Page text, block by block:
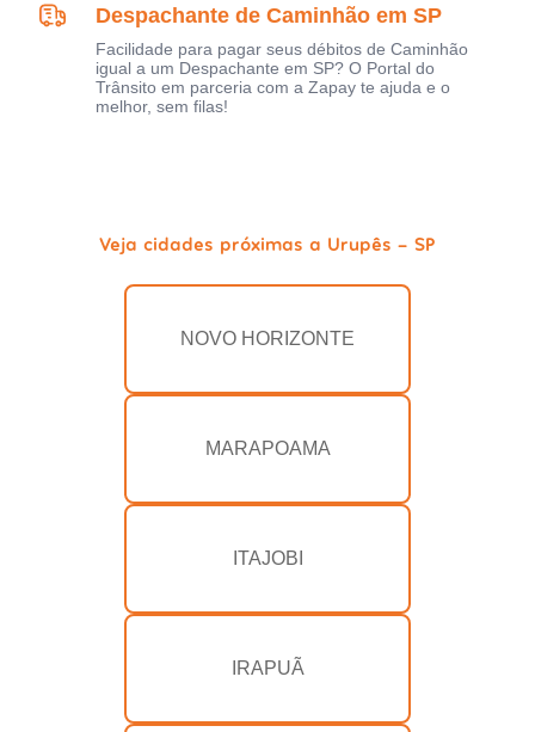
Despachante de Caminhão em SP
Facilidade para pagar seus débitos de Caminhão
igual a um Despachante em SP? O Portal do
Trânsito em parceria com a Zapay te ajuda e o
melhor, sem filas!
Veja cidades próximas a Urupês - SP
NOVO HORIZONTE
MARAPOAMA
ITAJOBI
IRAPUÃ